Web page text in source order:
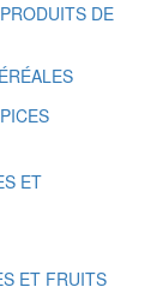
DE
ET
ET FRUITS